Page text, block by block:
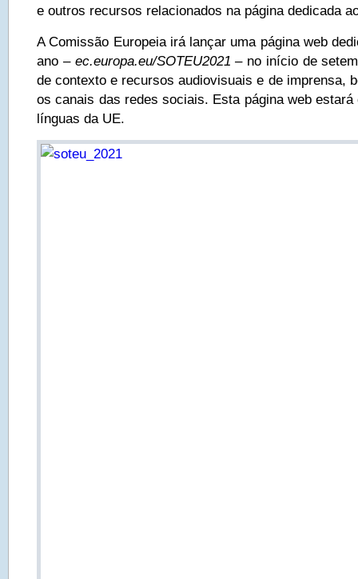
e outros recursos relacionados na página dedicada
A Comissão Europeia irá lançar uma página web
ano – ec.europa.eu/SOTEU2021 – no início de
de contexto e recursos audiovisuais e de imprensa,
os canais das redes sociais. Esta página web
línguas da UE.